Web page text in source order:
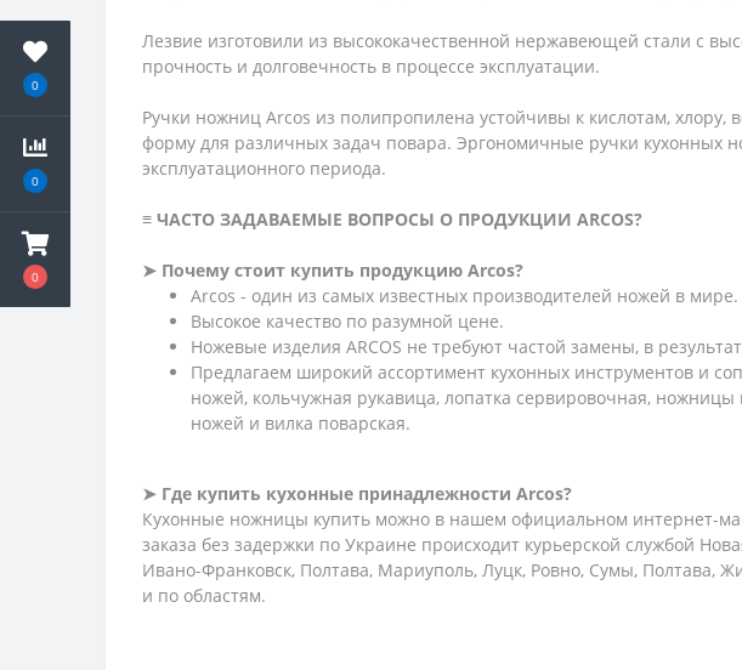
0
0
0
Лезвие изготовили из высококачественной нержавеющей стали с
прочность и долговечность в процессе эксплуатации.
Ручки ножниц Arcos из полипропилена устойчивы к кислотам,
форму для различных задач повара. Эргономичные ручки кухонных
эксплуатационного периода.
≡ ЧАСТО ЗАДАВАЕМЫЕ ВОПРОСЫ О ПРОДУКЦИИ ARCOS?
➤ Почему стоит купить продукцию Arcos?
Arcos - один из самых известных производителей ножей в мире.
Высокое качество по разумной цене.
Ножевые изделия ARCOS не требуют частой замены, в
Предлагаем широкий ассортимент кухонных инструментов и
ножей, кольчужная рукавица, лопатка сервировочная,
ножей и вилка поварская.
➤ Где купить кухонные принадлежности Arcos?
Кухонные ножницы купить можно в нашем официальном интернет-
заказа без задержки по Украине происходит курьерской службой
Ивано-Франковск, Полтава, Мариуполь, Луцк, Ровно, Сумы, Полтава,
и по областям.